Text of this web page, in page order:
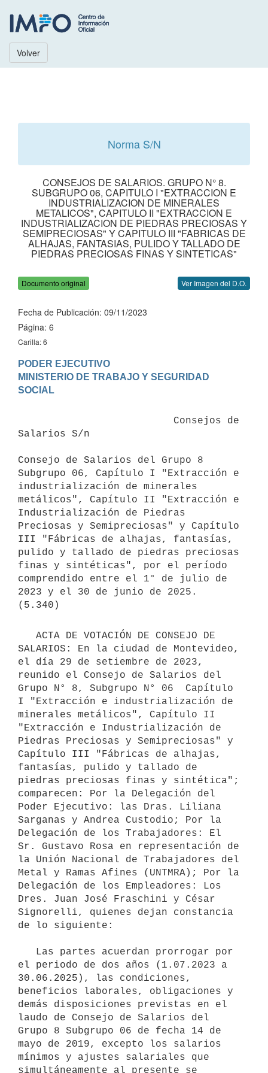
Volver
Norma S/N
CONSEJOS DE SALARIOS. GRUPO N° 8.
SUBGRUPO 06, CAPITULO I "EXTRACCION E
INDUSTRIALIZACION DE MINERALES
METALICOS", CAPITULO II "EXTRACCION E
INDUSTRIALIZACION DE PIEDRAS PRECIOSAS Y
SEMIPRECIOSAS" Y CAPITULO III "FABRICAS DE
ALHAJAS, FANTASIAS, PULIDO Y TALLADO DE
PIEDRAS PRECIOSAS FINAS Y SINTETICAS"
Documento original Ver Imagen del D.O.
Fecha de Publicación: 09/11/2023
Página: 6
Carilla: 6
PODER EJECUTIVO
MINISTERIO DE TRABAJO Y SEGURIDAD
Salarios S/n
Consejo de Salarios del Grupo 8
Subgrupo 06, Capítulo I "Extracción e
industrialización de minerales
metálicos", Capítulo II "Extracción e
Industrialización de Piedras
Preciosas y Semipreciosas" y Capítulo
III "Fábricas de alhajas, fantasías,
pulido y tallado de piedras preciosas
finas y sintéticas", por el período
comprendido entre el 1° de julio de
2023 y el 30 de junio de 2025.
SALARIOS: En la ciudad de Montevideo,
el día 29 de setiembre de 2023,
reunido el Consejo de Salarios del
Grupo N° 8, Subgrupo N° 06  Capítulo
I "Extracción e industrialización de
minerales metálicos", Capítulo II
"Extracción e Industrialización de
Piedras Preciosas y Semipreciosas" y
Capítulo III "Fábricas de alhajas,
fantasías, pulido y tallado de
piedras preciosas finas y sintética";
comparecen: Por la Delegación del
Poder Ejecutivo: las Dras. Liliana
Sarganas y Andrea Custodio; Por la
Delegación de los Trabajadores: El
Sr. Gustavo Rosa en representación de
la Unión Nacional de Trabajadores del
Metal y Ramas Afines (UNTMRA); Por la
Delegación de los Empleadores: Los
Dres. Juan José Fraschini y César
Signorelli, quienes dejan constancia
de lo siguiente:
el periodo de dos años (1.07.2023 a
30.06.2025), las condiciones,
beneficios laborales, obligaciones y
demás disposiciones previstas en el
laudo de Consejo de Salarios del
Grupo 8 Subgrupo 06 de fecha 14 de
mayo de 2019, excepto los salarios
mínimos y ajustes salariales que
simultáneamente al presente se